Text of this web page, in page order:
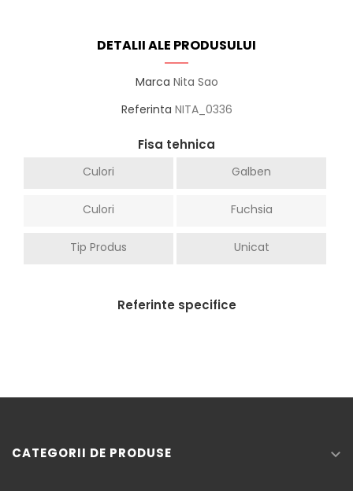
DETALII ALE PRODUSULUI
Marca Nita Sao
Referinta NITA_0336
Fisa tehnica
Culori Galben
Culori Fuchsia
Tip Produs Unicat
Referinte specifice
CATEGORII DE PRODUSE 